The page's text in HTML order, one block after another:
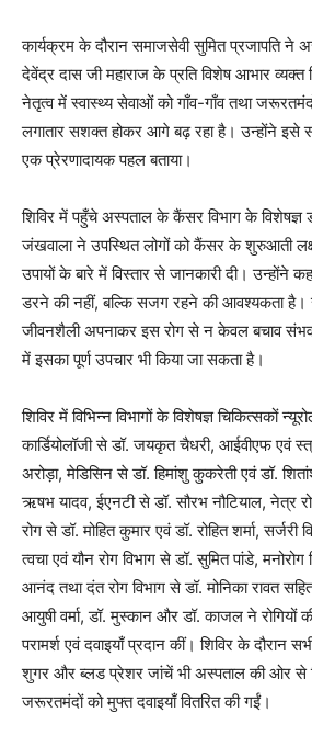
कार्यक्रम के दौरान समाजसेवी सुमित प्रजापति ने
देवेंद्र दास जी महाराज के प्रति विशेष आभार
नेतृत्व में स्वास्थ्य सेवाओं को गाँव-गाँव तथा
लगातार सशक्त होकर आगे बढ़ रहा है। उन्होंने इसे
एक प्रेरणादायक पहल बताया।
शिविर में पहुँचे अस्पताल के कैंसर विभाग के विशेषज्ञ
जंखवाला ने उपस्थित लोगों को कैंसर के शुरुआती
उपायों के बारे में विस्तार से जानकारी दी। उन्होंने
डरने की नहीं, बल्कि सजग रहने की आवश्यकता
जीवनशैली अपनाकर इस रोग से न केवल बचाव
में इसका पूर्ण उपचार भी किया जा सकता है।
शिविर में विभिन्न विभागों के विशेषज्ञ चिकित्सकों
कार्डियोलॉजी से डॉ. जयकृत चैधरी, आईवीएफ एवं
अरोड़ा, मेडिसिन से डॉ. हिमांशु कुकरेती एवं डॉ.
ऋषभ यादव, ईएनटी से डॉ. सौरभ नौटियाल, नेत्र
रोग से डॉ. मोहित कुमार एवं डॉ. रोहित शर्मा, सर्जरी
त्वचा एवं यौन रोग विभाग से डॉ. सुमित पांडे,
आनंद तथा दंत रोग विभाग से डॉ. मोनिका रावत
आयुषी वर्मा, डॉ. मुस्कान और डॉ. काजल ने रोगियों
परामर्श एवं दवाइयाँ प्रदान कीं। शिविर के दौरान
शुगर और ब्लड प्रेशर जांचें भी अस्पताल की ओर से
जरूरतमंदों को मुफ्त दवाइयाँ वितरित की गईं।